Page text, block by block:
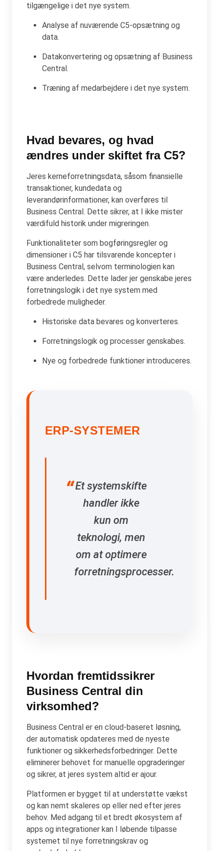
tilgængelige i det nye system.
Analyse af nuværende C5-opsætning og
data.
Datakonvertering og opsætning af Business
Central.
Træning af medarbejdere i det nye system.
Hvad bevares, og hvad
ændres under skiftet fra C5?
Jeres kerneforretningsdata, såsom finansielle
transaktioner, kundedata og
leverandørinformationer, kan overføres til
Business Central. Dette sikrer, at I ikke mister
værdifuld historik under migreringen.
Funktionaliteter som bogføringsregler og
dimensioner i C5 har tilsvarende koncepter i
Business Central, selvom terminologien kan
være anderledes. Dette lader jer genskabe jeres
forretningslogik i det nye system med
forbedrede muligheder.
Historiske data bevares og konverteres.
Forretningslogik og processer genskabes.
Nye og forbedrede funktioner introduceres.
ERP-SYSTEMER
Et systemskifte
handler ikke
kun om
teknologi, men
om at optimere
forretningsprocesser.
Hvordan fremtidssikrer
Business Central din
virksomhed?
Business Central er en cloud-baseret løsning,
der automatisk opdateres med de nyeste
funktioner og sikkerhedsforbedringer. Dette
eliminerer behovet for manuelle opgraderinger
og sikrer, at jeres system altid er ajour.
Platformen er bygget til at understøtte vækst
og kan nemt skaleres op eller ned efter jeres
behov. Med adgang til et bredt økosystem af
apps og integrationer kan I løbende tilpasse
systemet til nye forretningskrav og